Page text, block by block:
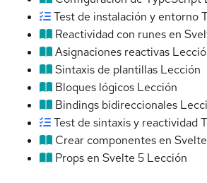
Test de instalación y entorno
Reactividad con runes en
Asignaciones reactivas
Sintaxis de plantillas Lección
Bloques lógicos Lección
Bindings bidireccionales
Test de sintaxis y reactividad
Crear componentes en Svelte
Props en Svelte 5 Lección